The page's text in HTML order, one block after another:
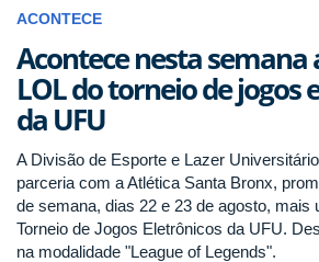
ACONTECE
Acontece nesta semana
LOL do torneio de jogos
da UFU
A Divisão de Esporte e Lazer
parceria com a Atlética Santa Bronx,
de semana, dias 22 e 23 de agosto, mais
Torneio de Jogos Eletrônicos da UFU.
na modalidade "League of Legends".